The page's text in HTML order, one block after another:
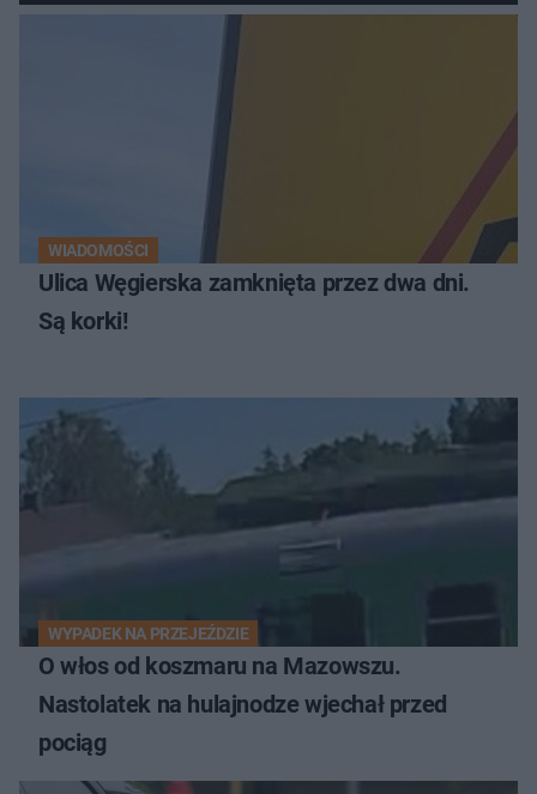
WIADOMOŚCI
Ulica Węgierska zamknięta przez dwa dni.
Są korki!
WYPADEK NA PRZEJEŹDZIE
O włos od koszmaru na Mazowszu.
Nastolatek na hulajnodze wjechał przed
pociąg